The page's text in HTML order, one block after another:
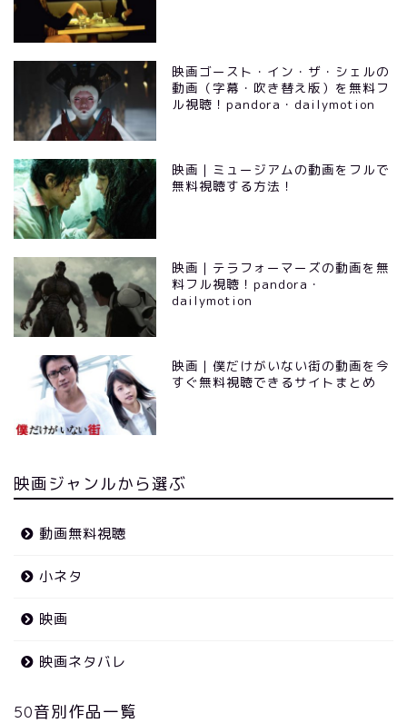
映画ゴースト・イン・ザ・シェルの
動画（字幕・吹き替え版）を無料フ
ル視聴！pandora・dailymotion
映画｜ミュージアムの動画をフルで
無料視聴する方法！
映画｜テラフォーマーズの動画を無
料フル視聴！pandora・
dailymotion
映画｜僕だけがいない街の動画を今
すぐ無料視聴できるサイトまとめ
映画ジャンルから選ぶ
動画無料視聴
小ネタ
映画
映画ネタバレ
50音別作品一覧